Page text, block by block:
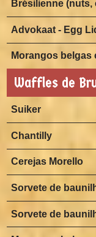
Brésilienne (nuts,
Advokaat - Egg
Morangos belgas
Waffles de
Suiker
Chantilly
Cerejas Morello
Sorvete de
Sorvete de